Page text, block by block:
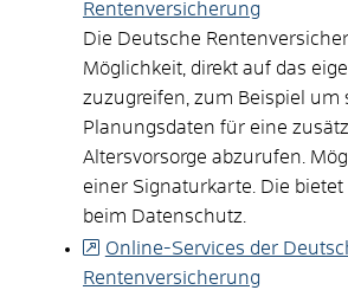
Rentenversicherung
Die Deutsche
Möglichkeit, direkt auf das
zuzugreifen, zum Beispiel um
Planungsdaten für eine
Altersvorsorge abzurufen.
einer Signaturkarte. Die
beim Datenschutz.
Online-Services der
Rentenversicherung